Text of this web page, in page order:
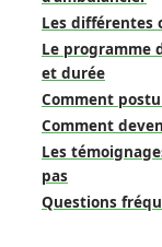
Les différentes
Le programme
et durée
Comment
Comment
Les
pas
Questions